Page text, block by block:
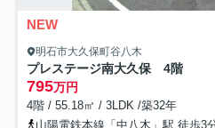
NEW
明石市大久保町谷八木
プレステージ南大久保 4階
795万円
4階 / 55.18㎡ / 3LDK /築32年
山陽電鉄本線「中八木」駅 徒歩3